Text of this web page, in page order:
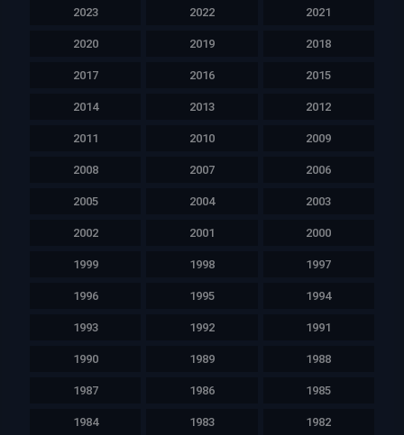
2023 2022 2021
2020 2019 2018
2017 2016 2015
2014 2013 2012
2011 2010 2009
2008 2007 2006
2005 2004 2003
2002 2001 2000
1999 1998 1997
1996 1995 1994
1993 1992 1991
1990 1989 1988
1987 1986 1985
1984 1983 1982